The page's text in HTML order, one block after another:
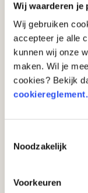
Wij waarderen je
Wij gebruiken
accepteer je alle
kunnen wij onze
maken. Wil je
cookies? Bekijk
cookiereglement.
Noodzakelijk
Voorkeuren
In 5
geld
Open je
naar de
kan
Vul de